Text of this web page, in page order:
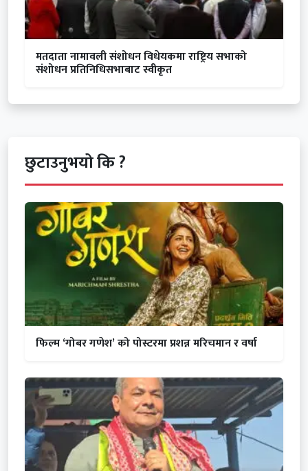
मतदाता नामावली संशोधन विधेयकमा राष्ट्रिय सभाको
संशोधन प्रतिनिधिसभाबाट स्वीकृत
छुटाउनुभयो कि ?
फिल्म ‘गोबर गणेश’ को पोस्टरमा प्रशन्न मरिचमान र वर्षा